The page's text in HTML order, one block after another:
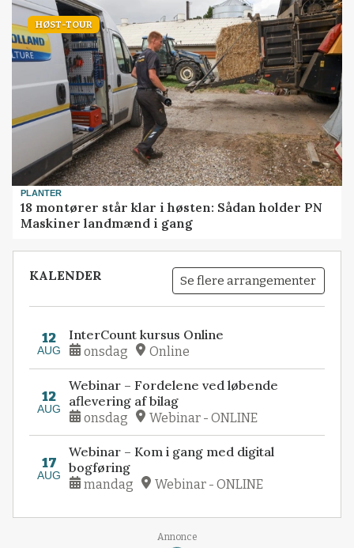
HØST-TOUR
PLANTER
18 montører står klar i høsten: Sådan holder PN
Maskiner landmænd i gang
KALENDER Se flere arrangementer
12
AUG
InterCount kursus Online
onsdag Online
12
AUG
Webinar – Fordelene ved løbende
aflevering af bilag
onsdag Webinar - ONLINE
17
AUG
Webinar – Kom i gang med digital
bogføring
mandag Webinar - ONLINE
Annonce